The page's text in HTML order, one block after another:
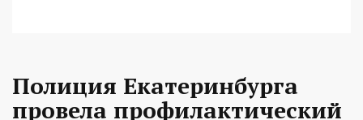
Полиция Екатеринбурга
провела профилактический